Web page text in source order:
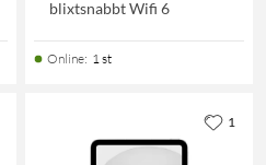
blixtsnabbt Wifi 6
Online: 1 st
1